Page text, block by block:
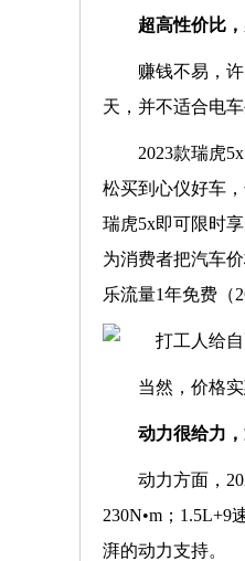
超高性价比
赚钱不易，
天，并不适合电
2023款瑞虎
松买到心仪好车
瑞虎5x即可限时
为消费者把汽车
乐流量1年免费（
当然，价格
动力很给力
动力方面，
230N•m；
湃的动力支持。